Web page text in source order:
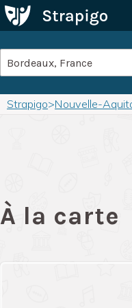
Strapigo>Nouvelle-
À la carte